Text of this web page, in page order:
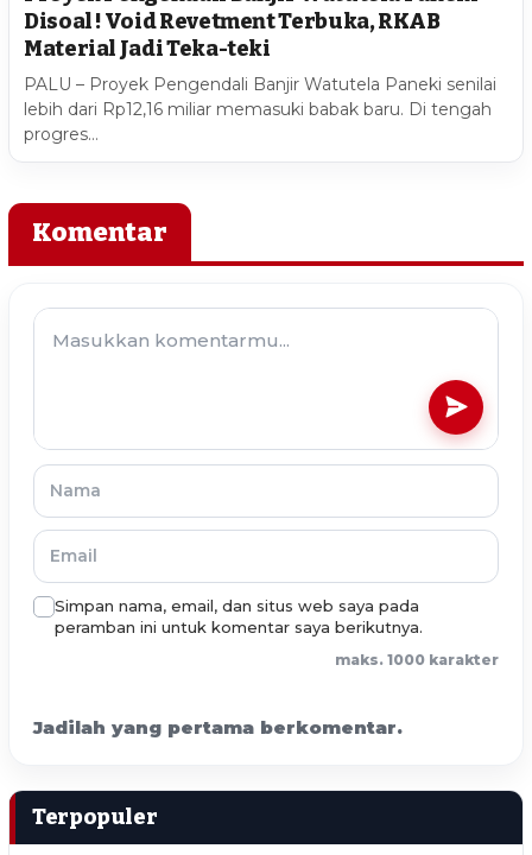
Disoal ! Void Revetment Terbuka, RKAB
Material Jadi Teka-teki
PALU – Proyek Pengendali Banjir Watutela Paneki senilai
lebih dari Rp12,16 miliar memasuki babak baru. Di tengah
progres…
Komentar
Simpan nama, email, dan situs web saya pada
peramban ini untuk komentar saya berikutnya.
maks. 1000 karakter
Jadilah yang pertama berkomentar.
Terpopuler